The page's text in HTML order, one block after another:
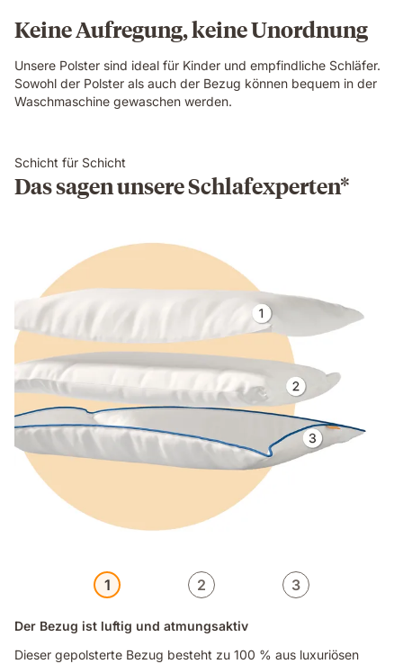
Keine Aufregung, keine Unordnung
Unsere Polster sind ideal für Kinder und empfindliche Schläfer.
Sowohl der Polster als auch der Bezug können bequem in der
Waschmaschine gewaschen werden.
Schicht für Schicht
Das sagen unsere Schlafexperten*
1 2 3
Der Bezug ist luftig und atmungsaktiv
Dieser gepolsterte Bezug besteht zu 100 % aus luxuriösen